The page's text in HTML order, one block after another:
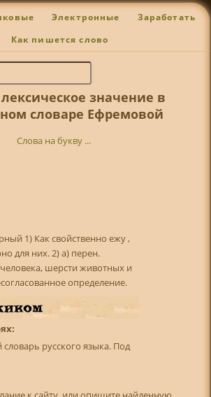
Электронные Заработать
Как пишется слово
значение в
словаре Ефремовой
Слова на букву ...
1) Как свойственно ежу ,
для них. 2) а) перен.
шерсти животных и
определение.
русского языка. Под